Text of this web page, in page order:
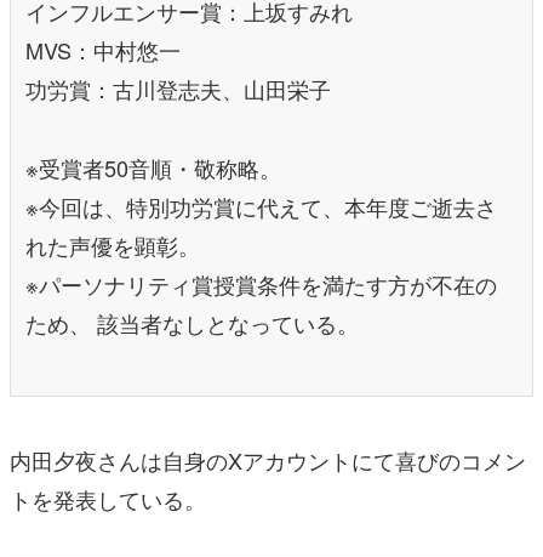
インフルエンサー賞：上坂すみれ
MVS：中村悠一
功労賞：古川登志夫、山田栄子
※受賞者50音順・敬称略。
※今回は、特別功労賞に代えて、本年度ご逝去さ
れた声優を顕彰。
※パーソナリティ賞授賞条件を満たす方が不在の
ため、 該当者なしとなっている。
内田夕夜さんは自身のXアカウントにて喜びのコメン
トを発表している。